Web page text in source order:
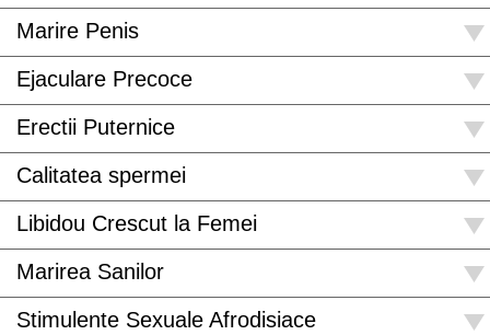
Marire Penis
Ejaculare Precoce
Erectii Puternice
Calitatea spermei
Libidou Crescut la Femei
Marirea Sanilor
Stimulente Sexuale Afrodisiace